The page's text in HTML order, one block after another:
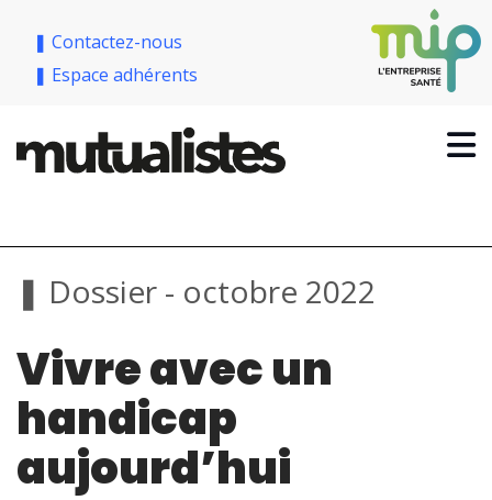
❚ Contactez-nous
❚ Espace adhérents
❚ Dossier - octobre 2022
Vivre avec un
handicap
aujourd’hui